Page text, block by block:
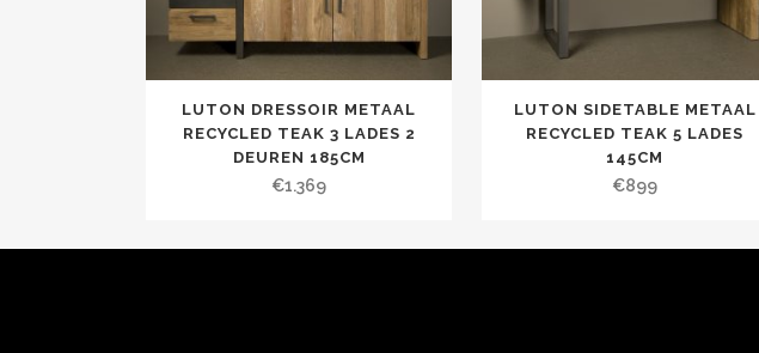
LUTON DRESSOIR METAAL
RECYCLED TEAK 3 LADES 2
DEUREN 185CM
€1.369
LUTON SIDETABLE METAAL
RECYCLED TEAK 5 LADES
145CM
€899